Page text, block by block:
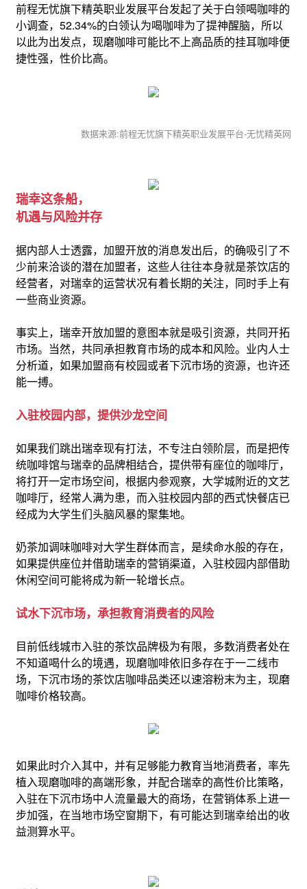
前程无忧旗下精英职业发展平台发起了关于白领喝咖啡的
小调查，52.34%的白领认为喝咖啡为了提神醒脑，所以
以此为出发点，现磨咖啡可能比不上高品质的挂耳咖啡便
捷性强，性价比高。
数据来源:前程无忧旗下精英职业发展平台-无忧精英网
瑞幸这条船，
机遇与风险并存
据内部人士透露，加盟开放的消息发出后，的确吸引了不
少前来洽谈的潜在加盟者，这些人往往本身就是茶饮店的
经营者，对瑞幸的运营状况有着长期的关注，同时手上有
一些商业资源。
事实上，瑞幸开放加盟的意图本就是吸引资源，共同开拓
市场。当然，共同承担教育市场的成本和风险。业内人士
分析道，如果加盟商有校园或者下沉市场的资源，也许还
能一搏。
入驻校园内部，提供沙龙空间
如果我们跳出瑞幸现有打法，不专注白领阶层，而是把传
统咖啡馆与瑞幸的品牌相结合，提供带有座位的咖啡厅，
将打开一定市场空间，根据内参观察，大学城附近的文艺
咖啡厅，经常人满为患，而入驻校园内部的西式快餐店已
经成为大学生们头脑风暴的聚集地。
奶茶加调味咖啡对大学生群体而言，是续命水般的存在，
如果提供座位并借助瑞幸的营销渠道，入驻校园内部借助
休闲空间可能将成为新一轮增长点。
试水下沉市场，承担教育消费者的风险
目前低线城市入驻的茶饮品牌极为有限，多数消费者处在
不知道喝什么的境遇，现磨咖啡依旧多存在于一二线市
场，下沉市场的茶饮店咖啡品类还以速溶粉末为主，现磨
咖啡价格较高。
如果此时介入其中，并有足够能力教育当地消费者，率先
植入现磨咖啡的高端形象，并配合瑞幸的高性价比策略，
入驻在下沉市场中人流量最大的商场，在营销体系上进一
步加强，在当地市场空窗期下，有可能达到瑞幸给出的收
益测算水平。